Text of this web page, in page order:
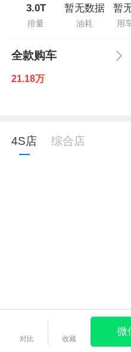
3.0T
排量
暂无数据
油耗
暂
用
全款购车
21.18万
4S店 综合店
对比 收藏
微